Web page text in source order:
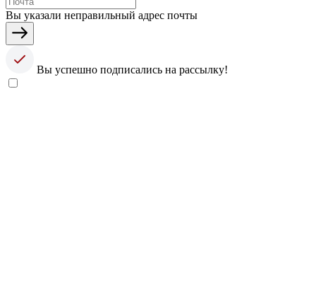
Вы указали неправильный адрес почты
Вы успешно подписались на рассылку!